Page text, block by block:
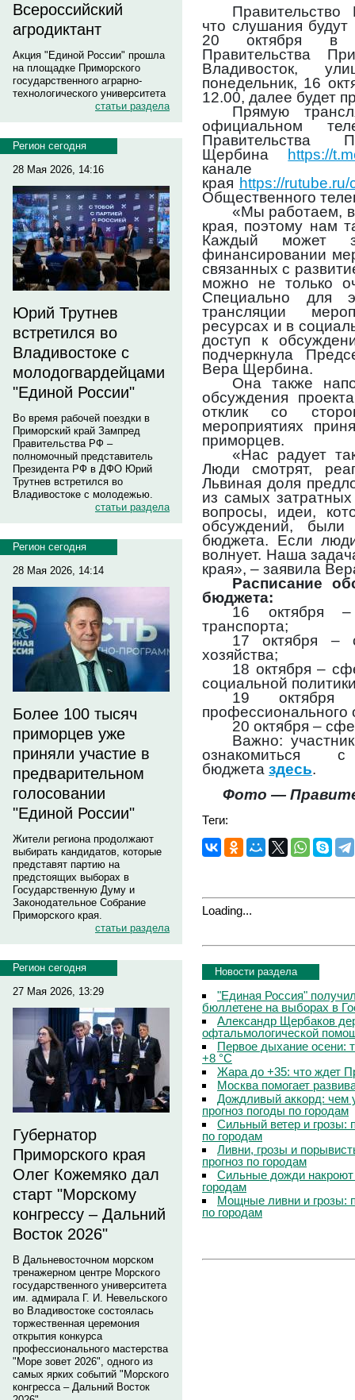
Всероссийский
агродиктант
Акция "Единой России" прошла
на площадке Приморского
государственного аграрно-
технологического университета
статьи раздела
Регион сегодня
28 Мая 2026, 14:16
Юрий Трутнев
встретился во
Владивостоке с
молодогвардейцами
"Единой России"
Во время рабочей поездки в
Приморский край Зампред
Правительства РФ –
полномочный представитель
Президента РФ в ДФО Юрий
Трутнев встретился во
Владивостоке с молодежью.
статьи раздела
Регион сегодня
28 Мая 2026, 14:14
Более 100 тысяч
приморцев уже
приняли участие в
предварительном
голосовании
"Единой России"
Жители региона продолжают
выбирать кандидатов, которые
представят партию на
предстоящих выборах в
Государственную Думу и
Законодательное Собрание
Приморского края.
статьи раздела
Регион сегодня
27 Мая 2026, 13:29
Губернатор
Приморского края
Олег Кожемяко дал
старт "Морскому
конгрессу – Дальний
Восток 2026"
В Дальневосточном морском
тренажерном центре Морского
государственного университета
им. адмирала Г. И. Невельского
во Владивостоке состоялась
торжественная церемония
открытия конкурса
профессионального мастерства
"Море зовет 2026", одного из
самых ярких событий "Морского
конгресса – Дальний Восток
что слушания
20 октября в
Правительства
Владивосток,
понедельник, 16
12.00, далее будет
Прямую
официальном
Правительства
Щербина https://
канале
края https://
Общественного
«Мы работаем,
края, поэтому нам
Каждый может
финансировании
связанных с
можно не только
Специально для
трансляции
ресурсах и в
доступ к
подчеркнула
Вера Щербина.
Она также
обсуждения
отклик со
мероприятиях
приморцев.
«Нас радует
Люди смотрят,
Львиная доля
из самых
вопросы, идеи,
обсуждений,
бюджета. Если
волнует. Наша
края», – заявила
Расписание
бюджета:
16 октября
транспорта;
17 октября –
хозяйства;
18 октября –
социальной
19 октября
профессионального
20 октября –
Важно:
ознакомиться
бюджета здесь.
Фото —
Теги:
Loading...
Новости раздела
"Единая Россия"
бюллетене на выборах в
Александр Щербаков
офтальмологической
Первое дыхание осени:
+8 °C
Жара до +35: что ждет
Москва помогает
Дождливый аккорд: чем
прогноз погоды по городам
Сильный ветер и грозы:
по городам
Ливни, грозы и
прогноз по городам
Сильные дожди
городам
Мощные ливни и грозы:
по городам